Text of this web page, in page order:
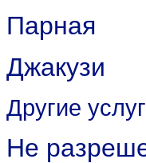
Парная
Джакузи
Другие
Не